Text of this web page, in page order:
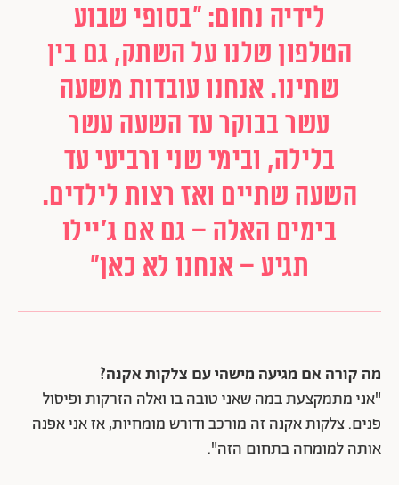
לידיה נחום: "בסופי שבוע
הטלפון שלנו על השתק, גם בין
שתינו. אנחנו עובדות משעה
עשר בבוקר עד השעה עשר
בלילה, ובימי שני ורביעי עד
השעה שתיים ואז רצות לילדים.
בימים האלה – גם אם ג'יילו
תגיע – אנחנו לא כאן"
מה קורה אם מגיעה מישהי עם צלקות אקנה?
"אני מתמקצעת במה שאני טובה בו ואלה הזרקות ופיסול
פנים. צלקות אקנה זה מורכב ודורש מומחיות, אז אני אפנה
אותה למומחה בתחום הזה".